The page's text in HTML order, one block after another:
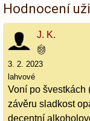
Hodnocení
J. K.
3. 2. 2023
lahvové
Voní po švestkách
závěru sladkost
decentní